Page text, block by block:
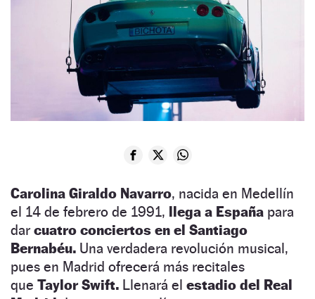
Carolina Giraldo Navarro, nacida en Medellín
el 14 de febrero de 1991, llega a España para
dar cuatro conciertos en el Santiago
Bernabéu. Una verdadera revolución musical,
pues en Madrid ofrecerá más recitales
que Taylor Swift. Llenará el estadio del Real